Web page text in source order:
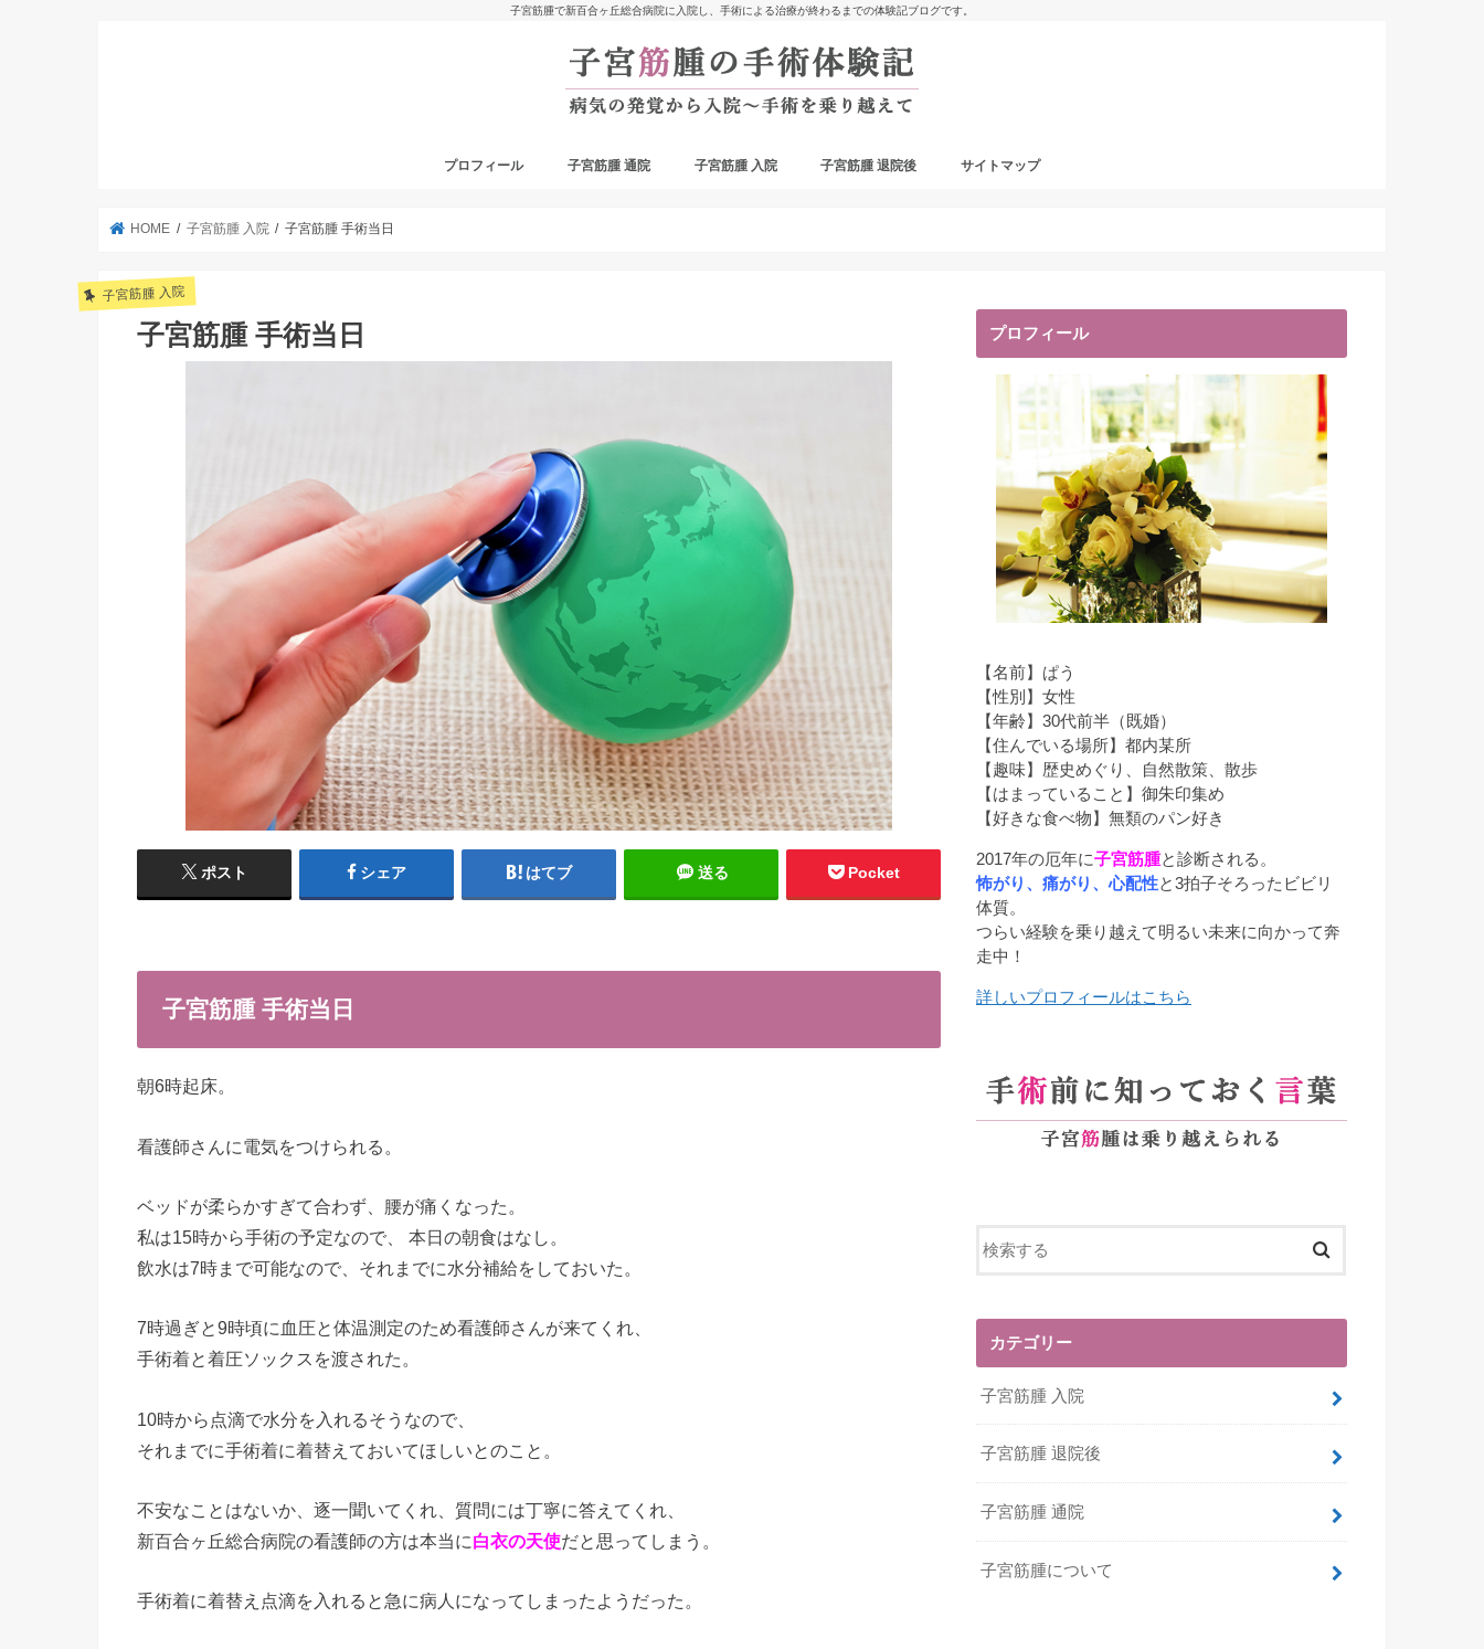
子宮筋腫で新百合ヶ丘総合病院に入院し、手術による治療が終わるまでの体験記ブログです。
プロフィール 子宮筋腫 通院 子宮筋腫 入院 子宮筋腫 退院後 サイトマップ
HOME 子宮筋腫 入院 子宮筋腫 手術当日
子宮筋腫 入院
子宮筋腫 手術当日
ポスト シェア はてブ 送る Pocket
子宮筋腫 手術当日
朝6時起床。
看護師さんに電気をつけられる。
ベッドが柔らかすぎて合わず、腰が痛くなった。
私は15時から手術の予定なので、 本日の朝食はなし。
飲水は7時まで可能なので、それまでに水分補給をしておいた。
7時過ぎと9時頃に血圧と体温測定のため看護師さんが来てくれ、
手術着と着圧ソックスを渡された。
10時から点滴で水分を入れるそうなので、
それまでに手術着に着替えておいてほしいとのこと。
不安なことはないか、逐一聞いてくれ、質問には丁寧に答えてくれ、
新百合ヶ丘総合病院の看護師の方は本当に白衣の天使だと思ってしまう。
手術着に着替え点滴を入れると急に病人になってしまったようだった。
プロフィール
【名前】ぱう
【性別】女性
【年齢】30代前半（既婚）
【住んでいる場所】都内某所
【趣味】歴史めぐり、自然散策、散歩
【はまっていること】御朱印集め
【好きな食べ物】無類のパン好き
2017年の厄年に子宮筋腫と診断される。
怖がり、痛がり、心配性と3拍子そろったビビリ
体質。
つらい経験を乗り越えて明るい未来に向かって奔
走中！
詳しいプロフィールはこちら
カテゴリー
子宮筋腫 入院
子宮筋腫 退院後
子宮筋腫 通院
子宮筋腫について